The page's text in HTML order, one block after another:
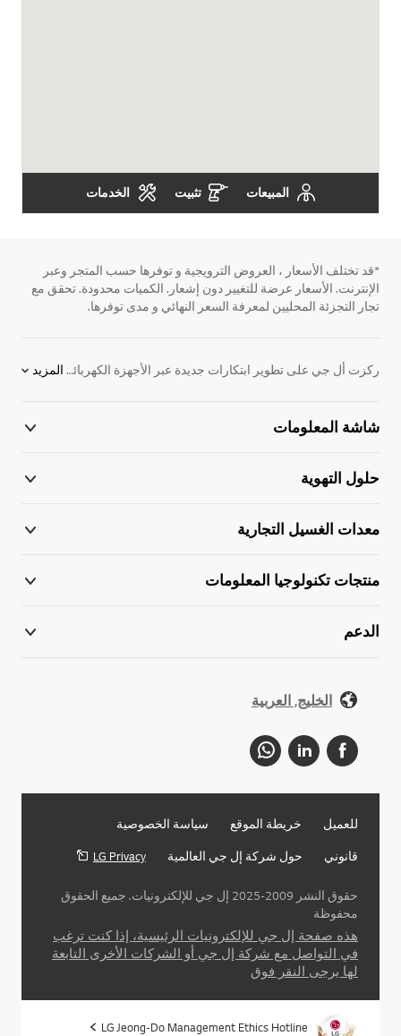
المبيعات تثبيت الخدمات
*قد تختلف الأسعار ، العروض الترويجية و توفرها حسب المتجر وعبر
الإنترنت. الأسعار عرضة للتغيير دون إشعار. الكميات محدودة. تحقق مع
تجار التجزئة المحليين لمعرفة السعر النهائي و مدى توفرها.
ركزت أل جي على تطوير ابتكارات جديدة عبر الأجهزة الكهربائية. نحن ملتزمون بتوفير المنتجات الإلكترونية التي تساعد على الأداء بشكل أفضل. لدعم هذا الهدف ، قمنا بتطوير اللوح الرقمية. نقدم مجموعة واسعة من المنتجات ، بما في ذلك شاشات ، واللافتات الرقمية للإعلان ، ومكيفات الهواء ، وأنظمة VRF والكثير من الحلول الإلكترونية. اكتشف المزيد عن اللوح الرقمية اليوم. اتصل بممثل أل جي المحلي للحصول على مزيد من المعلومات. المزيد
شاشة المعلومات
حلول التهوية
معدات الغسيل التجارية
منتجات تكنولوجيا المعلومات
الدعم
الخليج, العربية
للعميل خريطة الموقع
سياسة الخصوصية
قانوني
حول شركة إل جي العالمية LG Privacy
حقوق النشر 2009-2025 إل جي للإلكترونيات. جميع الحقوق
محفوظة
هذه صفحة إل جي للإلكترونيات الرئيسية، إذا كنت ترغب
في التواصل مع شركة إل جي أو الشركات الأخرى التابعة
لها يرجى النقر فوق
LG Jeong-Do Management Ethics Hotline